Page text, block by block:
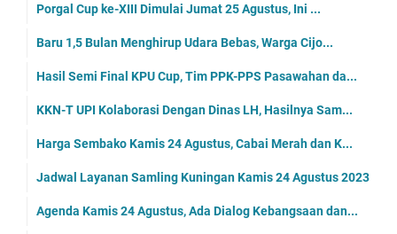
Porgal Cup ke-XIII Dimulai Jumat 25 Agustus, Ini ...
Baru 1,5 Bulan Menghirup Udara Bebas, Warga Cijo...
Hasil Semi Final KPU Cup, Tim PPK-PPS Pasawahan da...
KKN-T UPI Kolaborasi Dengan Dinas LH, Hasilnya Sam...
Harga Sembako Kamis 24 Agustus, Cabai Merah dan K...
Jadwal Layanan Samling Kuningan Kamis 24 Agustus 2023
Agenda Kamis 24 Agustus, Ada Dialog Kebangsaan dan...